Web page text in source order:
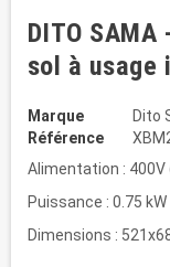
DITO
sol à usage
Marque
Dito
Référence
Alimentation : 400V
Puissance : 0.75 kW
Dimensions :